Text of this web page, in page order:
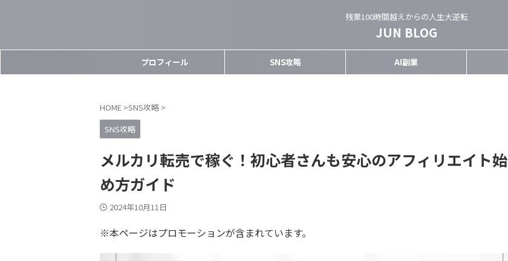
残業100時間越えからの人生大逆転
JUN BLOG
プロフィール SNS攻略 AI副業
HOME >SNS攻略 >
SNS攻略
メルカリ転売で稼ぐ！初心者さんも安心のアフィリエイト始
め方ガイド
2024年10月11日
※本ページはプロモーションが含まれています。